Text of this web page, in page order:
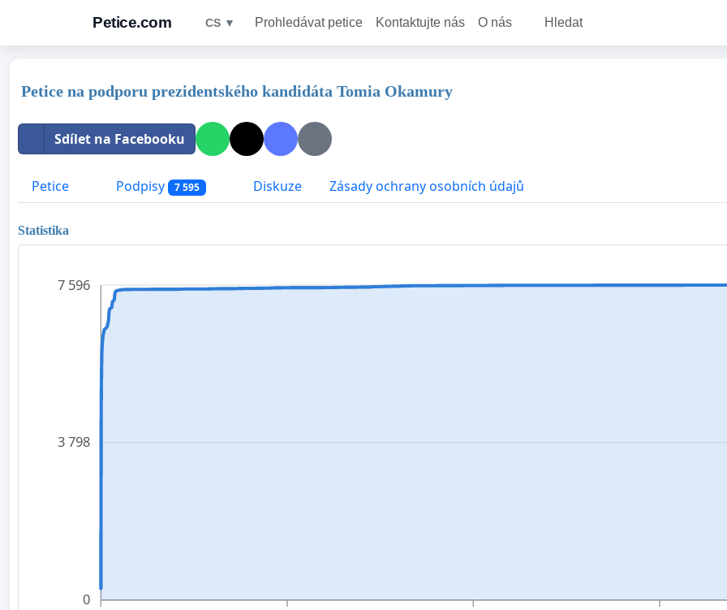
Petice.com CS ▼ Prohledávat petice Kontaktujte nás O nás Hledat
Petice na podporu prezidentského kandidáta Tomia Okamury
Sdílet na Facebooku
Petice Podpisy 7 595 Diskuze Zásady ochrany osobních údajů
Statistika
0
3 798
7 596